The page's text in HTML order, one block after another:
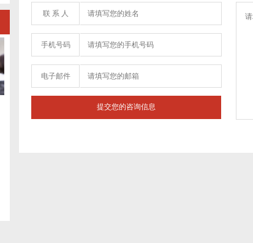
联 系 人
手机号码
电子邮件